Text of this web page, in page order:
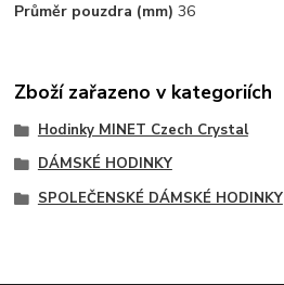
Průměr pouzdra (mm) 36
Zboží zařazeno v kategoriích
Hodinky MINET Czech Crystal
DÁMSKÉ HODINKY
SPOLEČENSKÉ DÁMSKÉ HODINKY